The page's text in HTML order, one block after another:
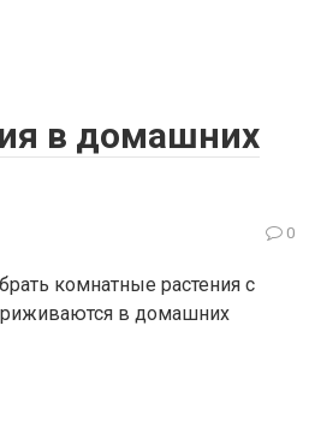
в домашних
0
комнатные растения с
в домашних